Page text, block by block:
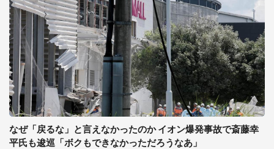
なぜ「戻るな」と言えなかったのか イオン爆発事故で斎藤幸
平氏も逡巡「ボクもできなかっただろうなあ」